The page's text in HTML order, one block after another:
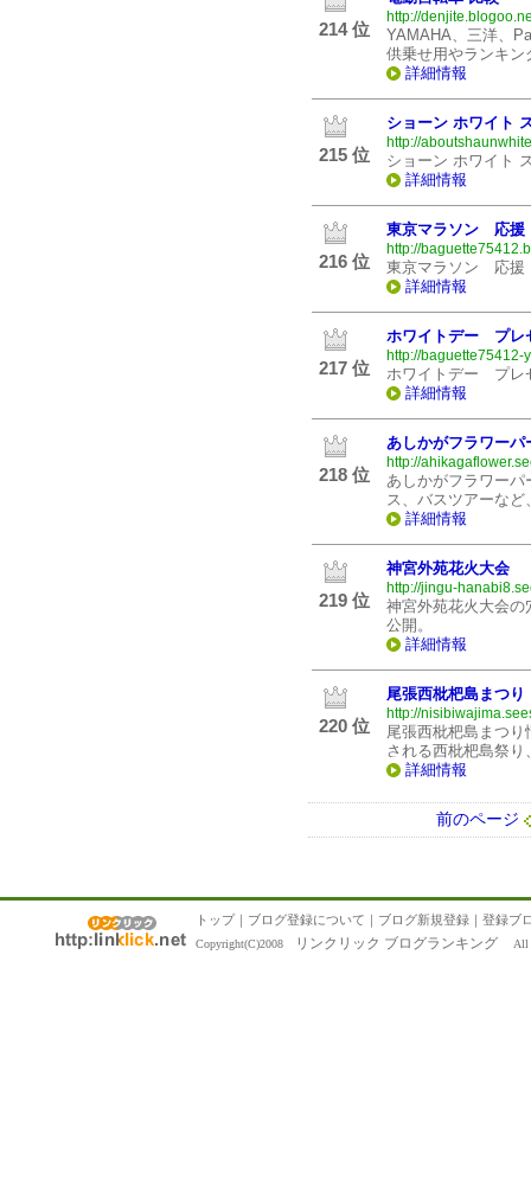
214 位
http://
YAMAHA、三洋、
供乗せ用やランキン
詳細情報
215 位
ショーン ホワイト
http://
ショーン ホワイト
詳細情報
216 位
東京マラソン 応援
http://
東京マラソン 応援
詳細情報
217 位
ホワイトデー プレ
http://baguette75412-
ホワイトデー プレ
詳細情報
218 位
あしかがフラワーパ
http://
あしかがフラワーパ
ス、バスツアーな
詳細情報
219 位
神宮外苑花火大会
http://jingu-
神宮外苑花火大会の
公開。
詳細情報
220 位
尾張西枇杷島まつり
http://
尾張西枇杷島まつ
される西枇杷島祭り
詳細情報
前のページ
トップ｜ ブログ登録について ｜ ブログ新規登録 ｜ 登録ブ
Copyright(C)2008 リンクリック ブログランキング All